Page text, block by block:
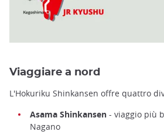
Viaggiare a nord
L'Hokuriku Shinkansen offre quattro
Asama Shinkansen - viaggio più
Nagano